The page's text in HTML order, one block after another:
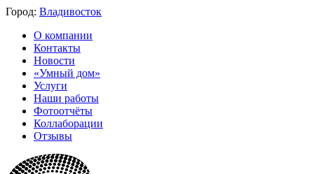
Город: Владивосток
О компании
Контакты
Новости
«Умный дом»
Услуги
Наши работы
Фотоотчёты
Коллаборации
Отзывы